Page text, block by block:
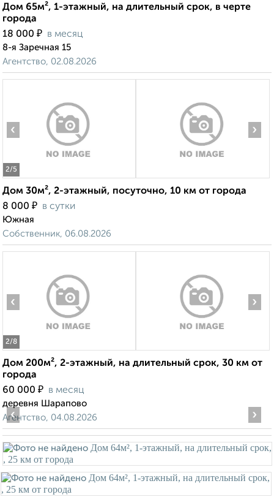
Дом 65м², 1-этажный, на длительный срок, в черте
города
18 000 ₽ в месяц
8-я Заречная 15
Агентство, 02.08.2026
2/5
‹ ›
Дом 30м², 2-этажный, посуточно, 10 км от города
8 000 ₽ в сутки
Южная
Собственник, 06.08.2026
2/8
‹ ›
Дом 200м², 2-этажный, на длительный срок, 30 км от
города
60 000 ₽ в месяц
деревня Шарапово
Агентство, 04.08.2026
‹ ›